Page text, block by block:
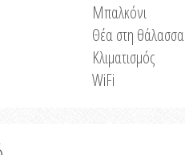
Μπαλκόνι
Θέα στη θάλασσα
Κλιματισμός
WiFi